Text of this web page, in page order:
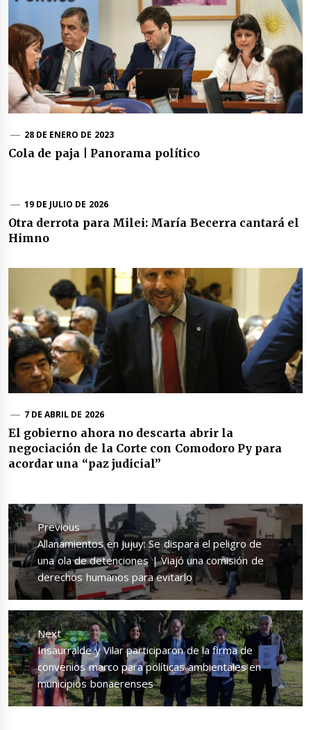
28 DE ENERO DE 2023
Cola de paja | Panorama político
19 DE JULIO DE 2026
Otra derrota para Milei: María Becerra cantará el
Himno
7 DE ABRIL DE 2026
El gobierno ahora no descarta abrir la
negociación de la Corte con Comodoro Py para
acordar una “paz judicial”
Navegación
de
entradas
Previous
Previous
post:
Allanamientos en Jujuy: Se dispara el peligro de
una ola de detenciones | Viajó una comisión de
derechos humanos para evitarlo
Next
Next
post:
Insaurralde y Vilar participaron de la firma de
convenios marco para políticas ambientales en
municipios bonaerenses